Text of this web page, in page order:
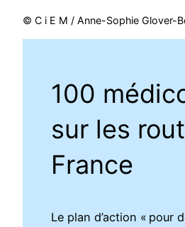
© C i E M / Anne-Sophie Glover-
100
sur les
France
Le plan d’action « pour